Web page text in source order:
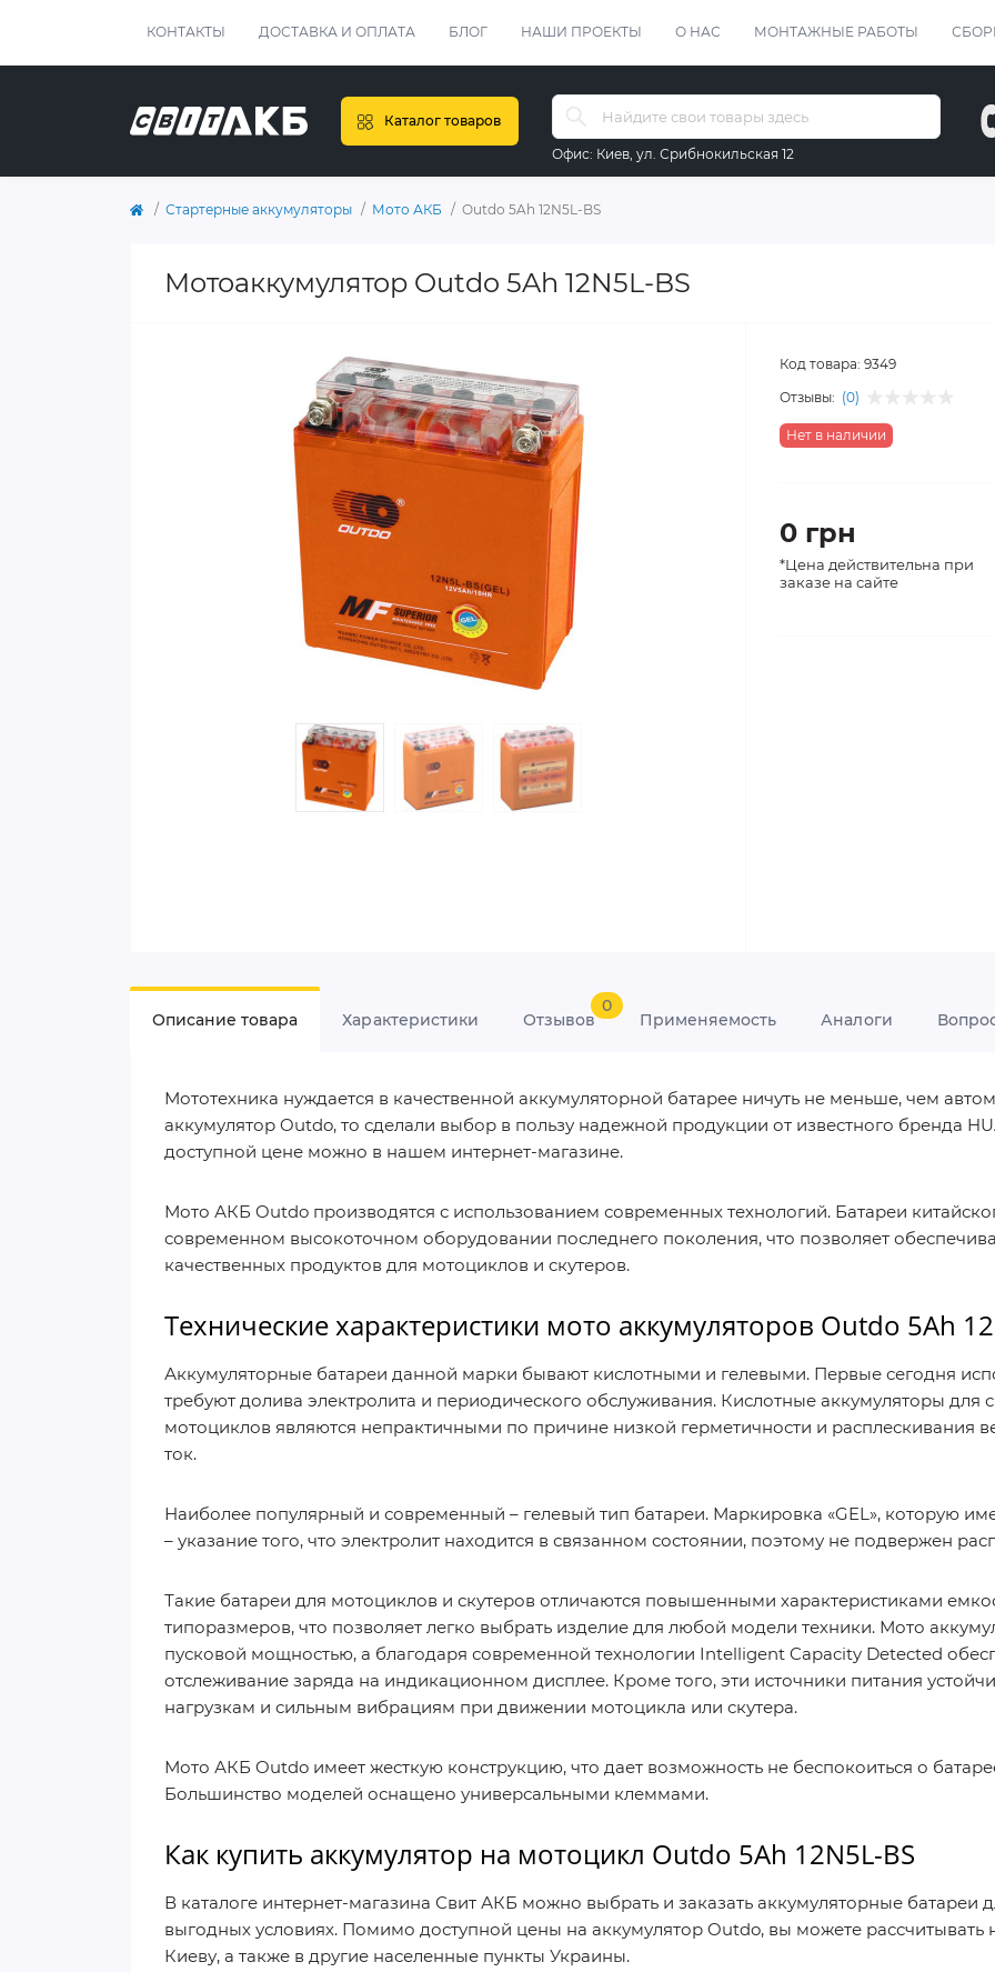
КОНТАКТЫ ДОСТАВКА И ОПЛАТА БЛОГ НАШИ ПРОЕКТЫ О НАС МОНТАЖНЫЕ РАБОТЫ
Каталог товаров
Офис: Киев, ул. Срибнокильская 12
Стартерные аккумуляторы Мото АКБ Outdo 5Ah 12N5L-BS
Мотоаккумулятор Outdo 5Ah 12N5L-BS
Код товара: 9349
Отзывы: (0)
Нет в наличии
0 грн
*Цена действительна при
заказе на сайте
Описание товара Характеристики Отзывов
0
Применяемость Аналоги
Мототехника нуждается в качественной аккумуляторной батарее ничуть не меньше, чем
аккумулятор Outdo, то сделали выбор в пользу надежной продукции от известного бренда
доступной цене можно в нашем интернет-магазине.
Мото АКБ Outdo производятся с использованием современных технологий. Батареи
современном высокоточном оборудовании последнего поколения, что позволяет
качественных продуктов для мотоциклов и скутеров.
Технические характеристики мото аккумуляторов Outdo 5Ah
Аккумуляторные батареи данной марки бывают кислотными и гелевыми. Первые сегодня
требуют долива электролита и периодического обслуживания. Кислотные аккумуляторы для
мотоциклов являются непрактичными по причине низкой герметичности и расплескивания
ток.
Наиболее популярный и современный – гелевый тип батареи. Маркировка «GEL», которую
– указание того, что электролит находится в связанном состоянии, поэтому не подвержен
Такие батареи для мотоциклов и скутеров отличаются повышенными характеристиками
типоразмеров, что позволяет легко выбрать изделие для любой модели техники. Мото
пусковой мощностью, а благодаря современной технологии Intelligent Capacity Detected
отслеживание заряда на индикационном дисплее. Кроме того, эти источники питания
нагрузкам и сильным вибрациям при движении мотоцикла или скутера.
Мото АКБ Outdo имеет жесткую конструкцию, что дает возможность не беспокоиться о
Большинство моделей оснащено универсальными клеммами.
Как купить аккумулятор на мотоцикл Outdo 5Ah 12N5L-BS
В каталоге интернет-магазина Свит АКБ можно выбрать и заказать аккумуляторные батареи
выгодных условиях. Помимо доступной цены на аккумулятор Outdo, вы можете рассчитывать
Киеву, а также в другие населенные пункты Украины.